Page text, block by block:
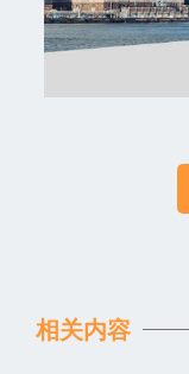
相关内容